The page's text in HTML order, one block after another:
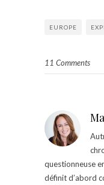
EUROPE
11 Comments
questionneuse
définit d’abord